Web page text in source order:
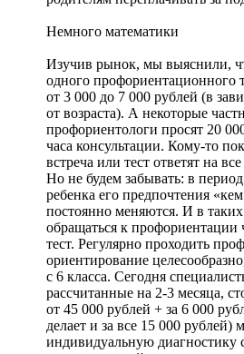
Немного математики
Изучив рынок, мы выяснили,
одного профориентационного
от 3 000 до 7 000 рублей (в
от возраста). А некоторые
профориентологи просят 20
часа консультации. Кому-то
встреча или тест ответят на
Но не будем забывать: в
ребенка его предпочтения «кем
постоянно меняются. И в
обращаться к профориентации
тест. Регулярно проходить
ориентирование
с 6 класса. Сегодня
рассчитанные на 2-3 месяца,
от 45 000 рублей + за 6 000
делает и за все 15 000 рублей)
индивидуальную диагностику